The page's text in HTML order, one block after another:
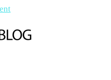
de cuisine